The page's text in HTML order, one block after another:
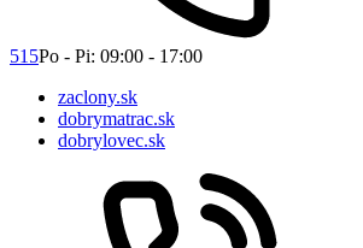
515Po - Pi: 09:00 - 17:00
zaclony.sk
dobrymatrac.sk
dobrylovec.sk